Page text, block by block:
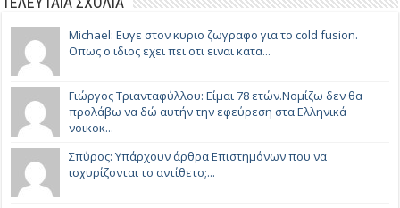
Michael: Ευγε στον κυριο ζωγραφο για το cold fusion.
Οπως ο ιδιος εχει πει οτι ειναι κατα...
Γιώργος Τριανταφύλλου: Είμαι 78 ετών.Νομίζω δεν θα
προλάβω να δώ αυτήν την εφεύρεση στα Ελληνικά
νοικοκ...
Σπύρος: Υπάρχουν άρθρα Επιστημόνων που να
ισχυρίζονται το αντίθετο;...